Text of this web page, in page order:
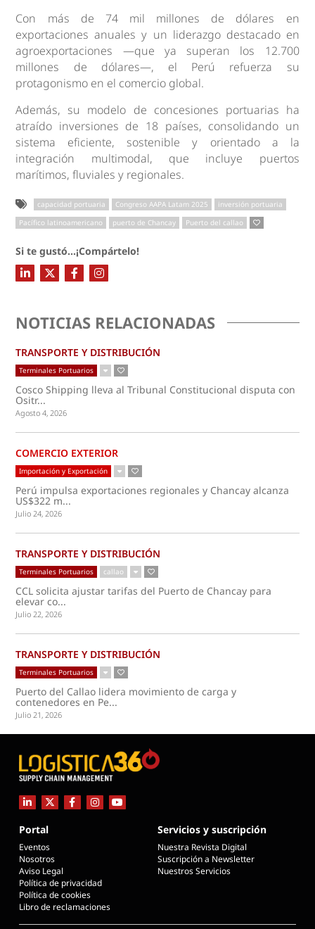
Con más de 74 mil millones de dólares en
exportaciones anuales y un liderazgo destacado en
agroexportaciones —que ya superan los 12.700
millones de dólares—, el Perú refuerza su
protagonismo en el comercio global.
Además, su modelo de concesiones portuarias ha
atraído inversiones de 18 países, consolidando un
sistema eficiente, sostenible y orientado a la
integración multimodal, que incluye puertos
marítimos, fluviales y regionales.
capacidad portuaria Congreso AAPA Latam 2025
inversión portuaria
Pacífico latinoamericano
puerto de Chancay Puerto del callao
Si te gustó...¡Compártelo!
NOTICIAS RELACIONADAS
TRANSPORTE Y DISTRIBUCIÓN
Terminales Portuarios
Cosco Shipping lleva al Tribunal Constitucional disputa con
Ositr...
Agosto 4, 2026
COMERCIO EXTERIOR
Importación y Exportación
Perú impulsa exportaciones regionales y Chancay alcanza
US$322 m...
Julio 24, 2026
TRANSPORTE Y DISTRIBUCIÓN
Terminales Portuarios callao
CCL solicita ajustar tarifas del Puerto de Chancay para
elevar co...
Julio 22, 2026
TRANSPORTE Y DISTRIBUCIÓN
Terminales Portuarios
Puerto del Callao lidera movimiento de carga y
contenedores en Pe...
Julio 21, 2026
Portal
Eventos
Nosotros
Aviso Legal
Política de privacidad
Política de cookies
Libro de reclamaciones
Servicios y suscripción
Nuestra Revista Digital
Suscripción a Newsletter
Nuestros Servicios